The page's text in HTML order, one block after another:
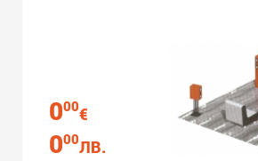
000€
000ЛВ.